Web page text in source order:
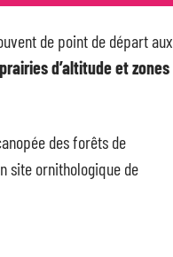
de point de départ aux
d’altitude et zones
des forêts de
site ornithologique de